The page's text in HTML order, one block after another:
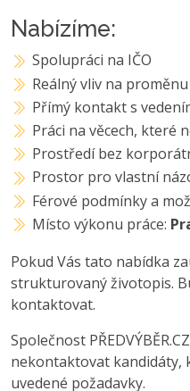
Nabízíme:
Spolupráci na IČO
Reálný vliv na
Přímý kontakt s
Práci na věcech, které
Prostředí bez
Prostor pro vlastní
Férové podmínky a
Místo výkonu práce:
Pokud Vás tato nabídka
strukturovaný životopis.
kontaktovat.
Společnost
nekontaktovat kandidáty,
uvedené požadavky.